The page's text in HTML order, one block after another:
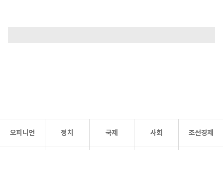
오피니언 정치 국제 사회 조선경제